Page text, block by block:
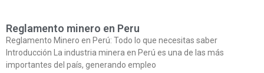
Reglamento minero en Peru
Reglamento Minero en Perú: Todo lo que necesitas saber
Introducción La industria minera en Perú es una de las más
importantes del país, generando empleo